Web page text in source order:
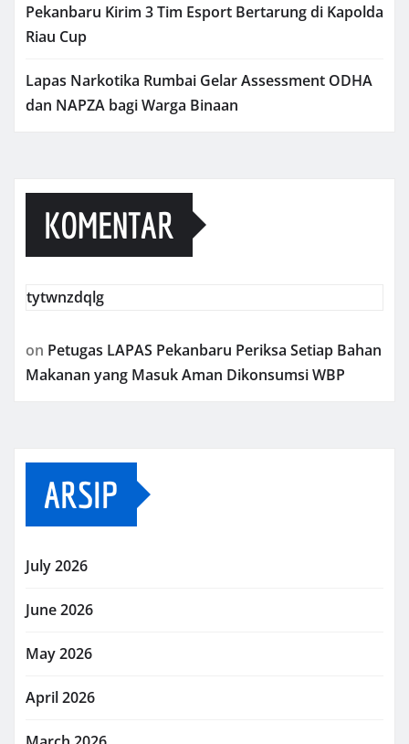
Pekanbaru Kirim 3 Tim Esport Bertarung di Kapolda
Riau Cup
Lapas Narkotika Rumbai Gelar Assessment ODHA
dan NAPZA bagi Warga Binaan
KOMENTAR
tytwnzdqlg
on Petugas LAPAS Pekanbaru Periksa Setiap Bahan
Makanan yang Masuk Aman Dikonsumsi WBP
ARSIP
July 2026
June 2026
May 2026
April 2026